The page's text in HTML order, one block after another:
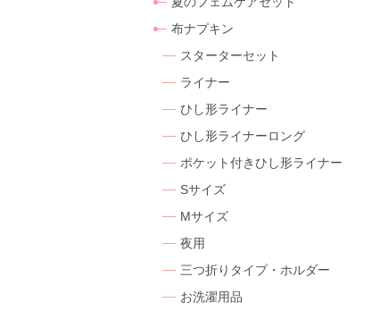
布ナプキン
スターターセット
ライナー
ひし形ライナー
ひし形ライナーロング
ポケット付きひし形ライナー
Sサイズ
Mサイズ
夜用
三つ折りタイプ・ホルダー
お洗濯用品